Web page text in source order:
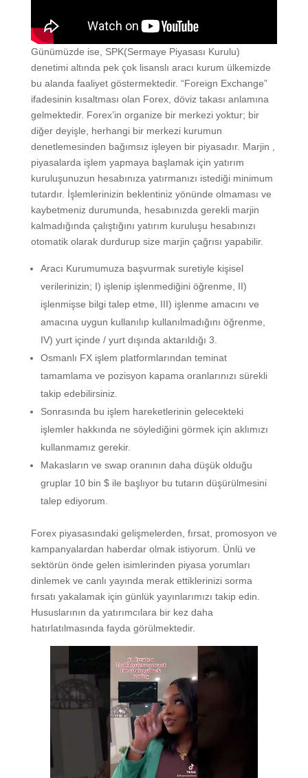
Günümüzde ise, SPK(Sermaye Piyasası Kurulu)
denetimi altında pek çok lisanslı aracı kurum ülkemizde
bu alanda faaliyet göstermektedir. “Foreign Exchange”
ifadesinin kısaltması olan Forex, döviz takası anlamına
gelmektedir. Forex’in organize bir merkezi yoktur; bir
diğer deyişle, herhangi bir merkezi kurumun
denetlemesinden bağımsız işleyen bir piyasadır. Marjin ,
piyasalarda işlem yapmaya başlamak için yatırım
kuruluşunuzun hesabınıza yatırmanızı istediği minimum
tutardır. İşlemlerinizin beklentiniz yönünde olmaması ve
kaybetmeniz durumunda, hesabınızda gerekli marjin
kalmadığında çalıştığını yatırım kuruluşu hesabınızı
otomatik olarak durdurup size marjin çağrısı yapabilir.
Aracı Kurumumuza başvurmak suretiyle kişisel
verilerinizin; I) işlenip işlenmediğini öğrenme, II)
işlenmişse bilgi talep etme, III) işlenme amacını ve
amacına uygun kullanılıp kullanılmadığını öğrenme,
IV) yurt içinde / yurt dışında aktarıldığı 3.
Osmanlı FX işlem platformlarından teminat
tamamlama ve pozisyon kapama oranlarınızı sürekli
takip edebilirsiniz.
Sonrasında bu işlem hareketlerinin gelecekteki
işlemler hakkında ne söylediğini görmek için aklımızı
kullanmamız gerekir.
Makasların ve swap oranının daha düşük olduğu
gruplar 10 bin $ ile başlıyor bu tutarın düşürülmesini
talep ediyorum.
Forex piyasasındaki gelişmelerden, fırsat, promosyon ve
kampanyalardan haberdar olmak istiyorum. Ünlü ve
sektörün önde gelen isimlerinden piyasa yorumları
dinlemek ve canlı yayında merak ettiklerinizi sorma
fırsatı yakalamak için günlük yayınlarımızı takip edin.
Hususlarının da yatırımcılara bir kez daha
hatırlatılmasında fayda görülmektedir.